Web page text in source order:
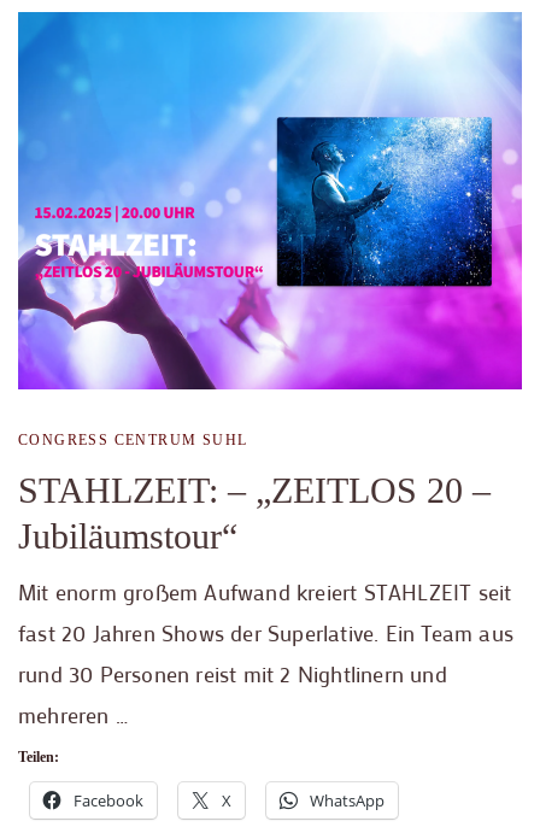
CONGRESS CENTRUM SUHL
STAHLZEIT: – „ZEITLOS 20 –
Jubiläumstour“
Mit enorm großem Aufwand kreiert STAHLZEIT seit
fast 20 Jahren Shows der Superlative. Ein Team aus
rund 30 Personen reist mit 2 Nightlinern und
mehreren …
Teilen:
Facebook X WhatsApp